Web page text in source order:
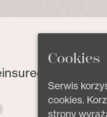
Cookies
Serwis
cookies.
strony